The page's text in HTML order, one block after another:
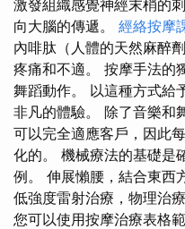
激發組織感覺神經末梢的
向大腦的傳遞。 經絡按摩
內啡肽（人體的天然麻醉
疼痛和不適。 按摩手法的
舞蹈動作。 以這種方式給
非凡的體驗。 除了音樂和
可以完全適應客戶，因此
化的。 機械療法的基礎是
例。 伸展懶腰，結合東西
低強度雷射治療，物理治
您可以使用按摩治療表格